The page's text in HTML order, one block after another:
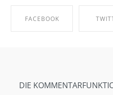
FACEBOOK
DIE